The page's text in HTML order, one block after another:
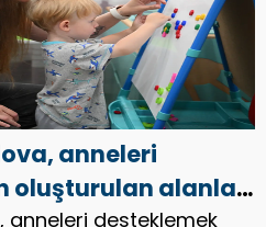
anneleri
oluşturulan alanlar
anneleri desteklemek